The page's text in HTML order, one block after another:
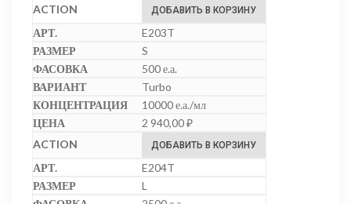
ДОБАВИТЬ В КОРЗИНУ
E203T
S
500 е.а.
Turbo
10000 е.а./мл
2 940,00₽
ДОБАВИТЬ В КОРЗИНУ
E204T
L